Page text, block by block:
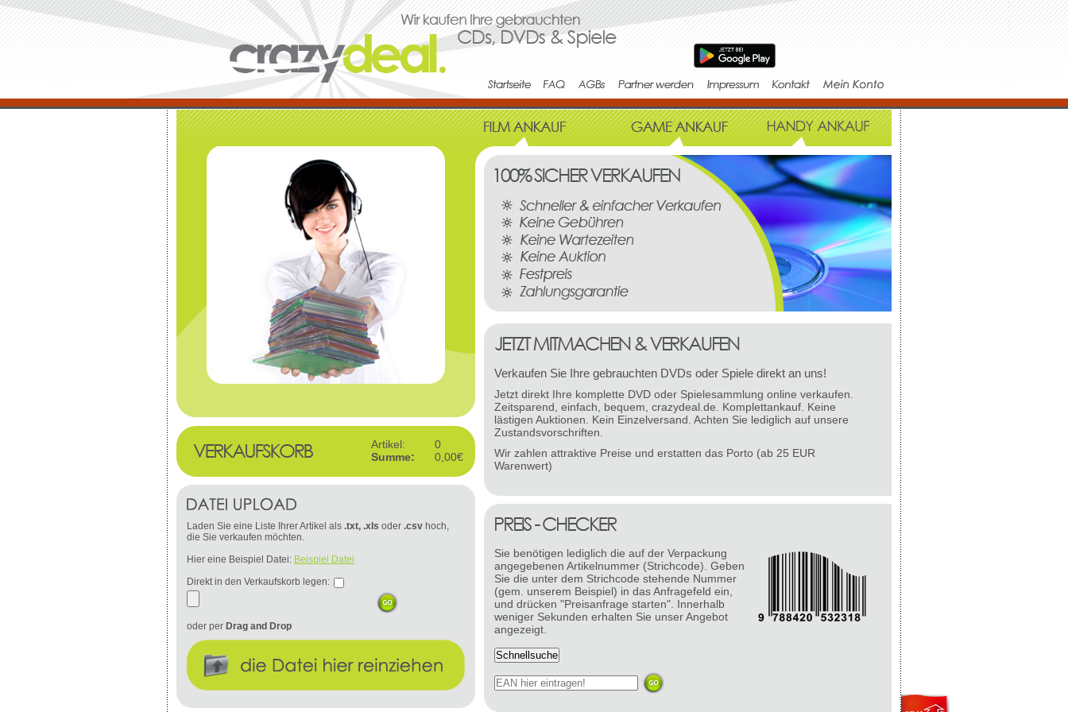
Verkaufen Sie Ihre gebrauchten DVDs oder Spiele direkt an uns!
Jetzt direkt Ihre komplette DVD oder Spielesammlung online verkaufen.
Zeitsparend, einfach, bequem, crazydeal.de. Komplettankauf. Keine
lästigen Auktionen. Kein Einzelversand. Achten Sie lediglich auf unsere
Zustandsvorschriften.
Wir zahlen attraktive Preise und erstatten das Porto (ab 25 EUR
Warenwert)
Sie benötigen lediglich die auf der Verpackung
angegebenen Artikelnummer (Strichcode). Geben
Sie die unter dem Strichcode stehende Nummer
(gem. unserem Beispiel) in das Anfragefeld ein,
und drücken "Preisanfrage starten". Innerhalb
weniger Sekunden erhalten Sie unser Angebot
angezeigt.
Artikel:
0
Summe:
0,00€
Laden Sie eine Liste Ihrer Artikel als .txt, .xls oder .csv hoch,
die Sie verkaufen möchten.
Hier eine Beispiel Datei: Beispiel Datei
Direkt in den Verkaufskorb legen:
oder per Drag and Drop